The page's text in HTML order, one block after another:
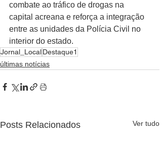
combate ao tráfico de drogas na
capital acreana e reforça a integração
entre as unidades da Polícia Civil no
interior do estado.
Jornal_LocalDestaque1
últimas notícias
Posts Relacionados Ver tudo